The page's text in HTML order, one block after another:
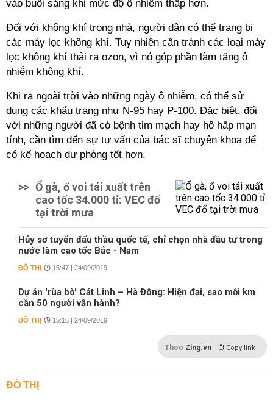
vào buổi sáng khi mức độ ô nhiễm thấp hơn.
Đối với không khí trong nhà, người dân có thể trang bị
các máy lọc không khí. Tuy nhiên cần tránh các loại máy
lọc không khí thải ra ozon, vì nó góp phần làm tăng ô
nhiễm không khí.
Khi ra ngoài trời vào những ngày ô nhiễm, có thể sử
dụng các khẩu trang như N-95 hay P-100. Đặc biệt, đối
với những người đã có bệnh tim mạch hay hô hấp mạn
tính, cần tìm đến sự tư vấn của bác sĩ chuyên khoa để
có kế hoạch dự phòng tốt hơn.
>> Ổ gà, ổ voi tái xuất trên
cao tốc 34.000 tỉ: VEC đổ
tại trời mưa
Hủy sơ tuyển đấu thầu quốc tế, chỉ chọn nhà đầu tư trong
nước làm cao tốc Bắc - Nam
ĐÔ THỊ 15:47 | 24/09/2019
Dự án 'rùa bò' Cát Linh – Hà Đông: Hiện đại, sao mỗi km
cần 50 người vận hành?
ĐÔ THỊ 15:15 | 24/09/2019
Theo Zing.vn Copy link
ĐÔ THỊ